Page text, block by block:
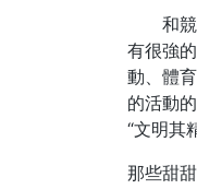
和
有很強
動、體
的活動的
“文明其
那些甜